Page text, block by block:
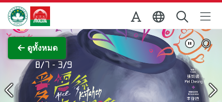
Skip to Main Content
สำนักงานการท่องเที่ยวของรัฐบาลมาเก๊า
ดูทั้งหมด
ภาพขยาย